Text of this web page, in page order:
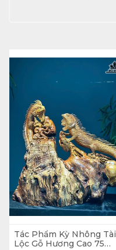
Tác Phẩm Kỳ Nhông Tài
Lộc Gỗ Hương Cao 75